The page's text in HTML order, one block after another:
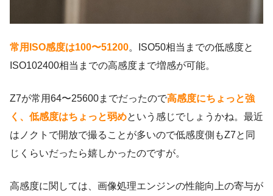
常用ISO感度は100〜51200。ISO50相当までの低感度と
ISO102400相当までの高感度まで増感が可能。
Z7が常用64〜25600までだったので高感度にちょっと強
く、低感度はちょっと弱めという感じでしょうかね。最近
はノクトで開放で撮ることが多いので低感度側もZ7と同
じくらいだったら嬉しかったのですが。
高感度に関しては、画像処理エンジンの性能向上の寄与が